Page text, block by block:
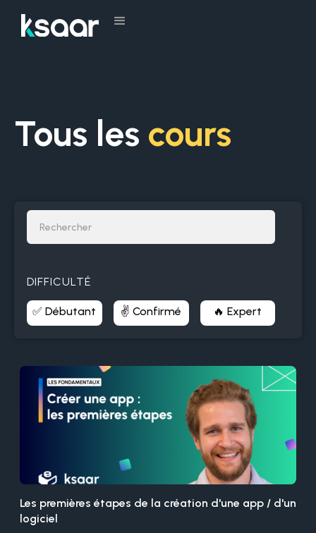
Tous les cours
DIFFICULTÉ
✅ Débutant ✌️ Confirmé 🔥 Expert
Les premières étapes de la création d'une app / d'un
logiciel